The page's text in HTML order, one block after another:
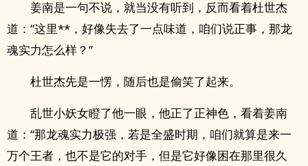
姜南是一句不说，就当没有听到，反而看着杜世杰
道：“这里**，好像失去了一点味道，咱们说正事，那龙
魂实力怎么样？”
杜世杰先是一愣，随后也是偷笑了起来。
乱世小妖女瞪了他一眼，他正了正神色，看着姜南
道：“那龙魂实力极强，若是全盛时期，咱们就算是来一
万个王者，也不是它的对手，但是它好像困在那里很久